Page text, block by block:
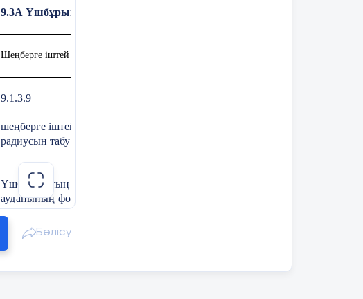
9.3А Үшбұрыштарды шешу
Шеңберге іштей немесе сырттай сызылған үшбұрыштың ауданын пайдаланып,
9.1.3.9
шеңберге іштей немесе сырттай сызылған үшбұрыштардың аудандарын
радиусын табу формулаларын білу және қолдану;
Үшбұрыштың белгісіз элементтерін табу үшін іштей/сырттай
ауданының формуласын қолданады, есеп шығару
Бөлісу